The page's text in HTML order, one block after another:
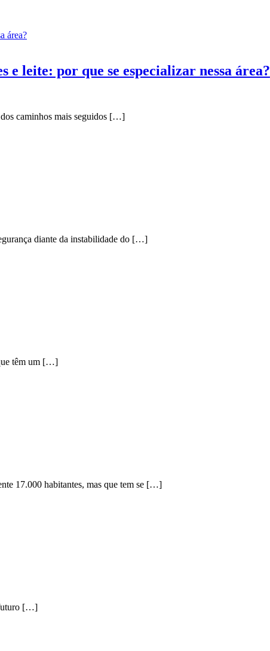
e leite: por que se especializar nessa área?
dos caminhos mais seguidos […]
diante da instabilidade do […]
têm um […]
17.000 habitantes, mas que tem se […]
futuro […]